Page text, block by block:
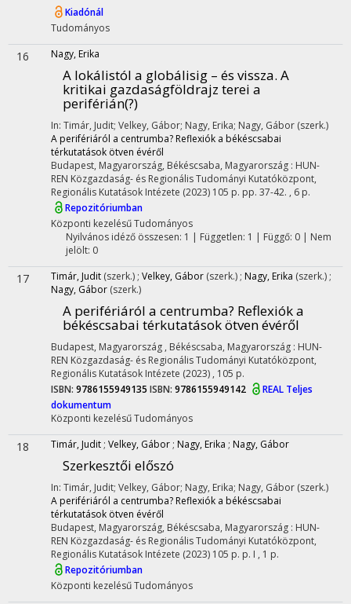
Kiadónál
Tudományos
16 Nagy, Erika
A lokálistól a globálisig – és vissza. A
kritikai gazdaságföldrajz terei a
periférián(?)
In: Timár, Judit; Velkey, Gábor; Nagy, Erika; Nagy, Gábor (szerk.)
A perifériáról a centrumba? Reflexiók a békéscsabai
térkutatások ötven évéről
Budapest, Magyarország, Békéscsaba, Magyarország : HUN-
REN Közgazdaság- és Regionális Tudományi Kutatóközpont,
Regionális Kutatások Intézete (2023) 105 p. pp. 37-42. , 6 p.
Repozitóriumban
Központi kezelésűTudományos
Nyilvános idéző összesen: 1 | Független: 1 | Függő: 0 | Nem
jelölt: 0
17 Timár, Judit (szerk.) ; Velkey, Gábor (szerk.) ; Nagy, Erika (szerk.) ;
Nagy, Gábor (szerk.)
A perifériáról a centrumba? Reflexiók a
békéscsabai térkutatások ötven évéről
Budapest, Magyarország , Békéscsaba, Magyarország : HUN-
REN Közgazdaság- és Regionális Tudományi Kutatóközpont,
Regionális Kutatások Intézete (2023) , 105 p.
ISBN: 9786155949135 ISBN: 9786155949142 REAL Teljes
dokumentum
Központi kezelésűTudományos
18 Timár, Judit ; Velkey, Gábor ; Nagy, Erika ; Nagy, Gábor
Szerkesztői előszó
In: Timár, Judit; Velkey, Gábor; Nagy, Erika; Nagy, Gábor (szerk.)
A perifériáról a centrumba? Reflexiók a békéscsabai
térkutatások ötven évéről
Budapest, Magyarország, Békéscsaba, Magyarország : HUN-
REN Közgazdaság- és Regionális Tudományi Kutatóközpont,
Regionális Kutatások Intézete (2023) 105 p. p. I , 1 p.
Repozitóriumban
Központi kezelésűTudományos